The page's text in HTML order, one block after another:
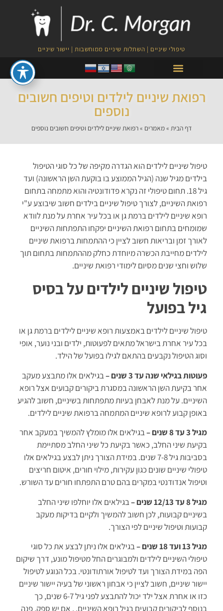
טיפולי שיניים | השתלות שיניים ממוחשבות | יישור שיניים
רפואת שיניים לילדים וטיפים חשובים
נוספים
דף הבית »מאמרים »רפואת שיניים לילדים וטיפים חשובים נוספים
טיפול שיניים לילדים הוא הגדרה מקיפה של כל סוגי הטיפול
בילדים מגיל שנה (הגיל הממוצע בו בוקעת השן הראשונה) ועד
גיל 18. תחום טיפולי זה נקרא פדודונטיה והוא מתמחה בתחום
רפואת השיניים, לצורך טיפול שיניים בילדים חשוב שיבוצע ע"י
רופא שיניים לילדים ברמת גן או בכל עיר אחרת על מנת לוודא
שמומחים בתחום רפואת השיניים יפקחו התפתחות השיניים
לאורך זמן ובריאות חשוב לציין כי ההתמחות ברפואת שיניים
לילדים מחייבת הכשרה מיוחדת כחלק מההתמחות בתחום תוך
שלוש וחצי שנים מסיום לימודי רפואת שיניים.
טיפול שיניים לילדים על בסיס
גיל בפועל
טיפול שיניים לילדים באמצעות רופא שיניים לילדים ברמת גן או
בכל עיר אחרת בישראל מתאים לפעוטות, ילדים ובני נוער, אופי
וסוג הטיפול נקבעים בהתאם לגילו בפועל של הילד.
פעוטות בגילאי שנה עד 3 שנים –
בגילאים אלו מתבצע מעקב
אחר בקיעת השן הראשונה במסגרת ביקורים קבועים אצל רופא
השיניים. על מנת לאבחן בעיות מתפתחות בשיניים, חשוב להגיע
באופן קבוע לרופא שיניים המתמחה ברפואת שיניים לילדים.
מגיל 3 עד 8 שנים –
בגילאים אלו מומלץ להמשיך במעקב אחר
בקיעת שיני החלב, כאשר בקיעת כל שיני החלב מסתיימת
בסביבות גיל 7-8 שנים. במידת הצורך ניתן לבצע בגילאים אלו
טיפולי שיניים שונים כגון עקירות, מילוי חורים, איטום חריצים
וטיפול אנדודנטי במקרים בהם טרם התפתחו חורים עד השורש.
מגיל 8 עד 12/13 שנים –
בגילאים אלו יוחלפו שיני החלב
בשיניים קבועות, לכן חשוב להמשיך ולקיים בדיקות מעקב
קבועות וטיפול שיניים לפי הצורך.
מגיל 13 ועד 18 שנים –
בגילאים אלו ניתן לבצע את כל סוגי
טיפולי השיניים לילדים ולמבוגרים החל מטיפול מונע, דרך שיקום
הפה במידת הצורך ועד לטיפול אורתודונטי. בכל הנוגע לטיפול
יישור שיניים, חשוב לציין כי אבחון ראשוני של בעיה יישור שיניים
כזו או אחרת אצל ילד יכול להתבצע לפני גיל 6-7 שנים, כך
בנוסף לביקורים קבועים בגיל רופא השיניים. , אם יש ספק, פנה